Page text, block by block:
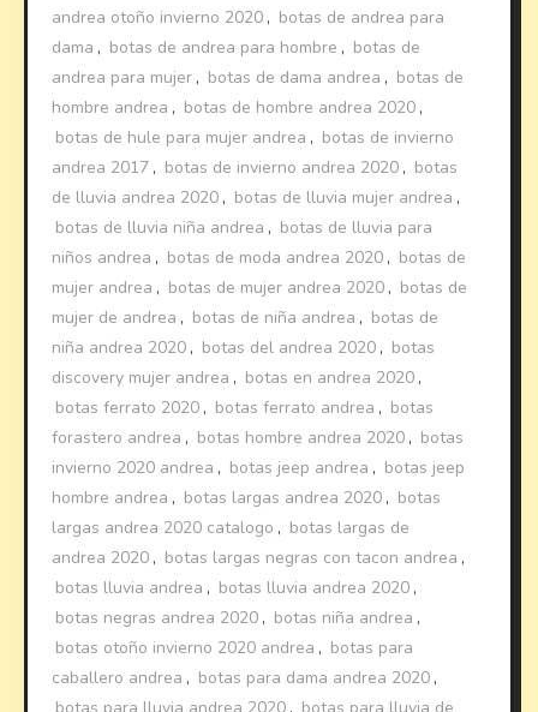
andrea otoño invierno 2020 , botas de andrea para
dama , botas de andrea para hombre , botas de
andrea para mujer , botas de dama andrea , botas de
hombre andrea , botas de hombre andrea 2020 ,
botas de hule para mujer andrea , botas de invierno
andrea 2017 , botas de invierno andrea 2020 , botas
de lluvia andrea 2020 , botas de lluvia mujer andrea ,
botas de lluvia niña andrea , botas de lluvia para
niños andrea , botas de moda andrea 2020 , botas de
mujer andrea , botas de mujer andrea 2020 , botas de
mujer de andrea , botas de niña andrea , botas de
niña andrea 2020 , botas del andrea 2020 , botas
discovery mujer andrea , botas en andrea 2020 ,
botas ferrato 2020 , botas ferrato andrea , botas
forastero andrea , botas hombre andrea 2020 , botas
invierno 2020 andrea , botas jeep andrea , botas jeep
hombre andrea , botas largas andrea 2020 , botas
largas andrea 2020 catalogo , botas largas de
andrea 2020 , botas largas negras con tacon andrea ,
botas lluvia andrea , botas lluvia andrea 2020 ,
botas negras andrea 2020 , botas niña andrea ,
botas otoño invierno 2020 andrea , botas para
caballero andrea , botas para dama andrea 2020 ,